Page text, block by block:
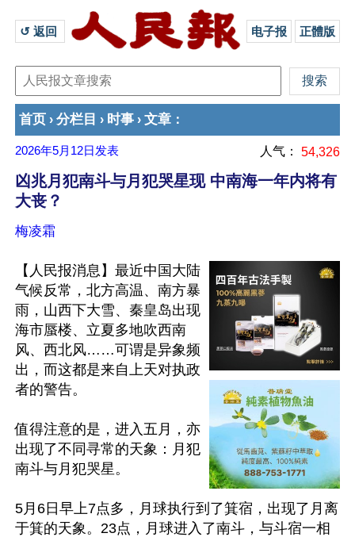
↺ 返回 电子报 正體版
首页 › 分栏目 › 时事 › 文章 ：
2026年5月12日 发表 人气： 54,326
凶兆月犯南斗与月犯哭星现 中南海一年内将有
大丧？
梅凌霜
【人民报消息】最近中国大陆
气候反常，北方高温、南方暴
雨，山西下大雪、秦皇岛出现
海市蜃楼、立夏多地吹西南
风、西北风……可谓是异象频
出，而这都是来自上天对执政
者的警告。
值得注意的是，进入五月，亦
出现了不同寻常的天象：月犯
南斗与月犯哭星。
5月6日早上7点多，月球执行到了箕宿，出现了月离
于箕的天象。23点，月球进入了南斗，与斗宿一相